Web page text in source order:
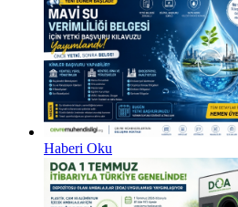
Haberi Oku